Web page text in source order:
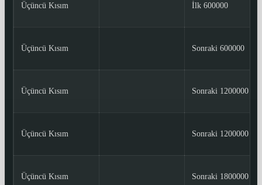
Üçüncü Kısım İlk 600000
Üçüncü Kısım Sonraki 600000
Üçüncü Kısım Sonraki 1200000
Üçüncü Kısım Sonraki 1200000
Üçüncü Kısım Sonraki 1800000